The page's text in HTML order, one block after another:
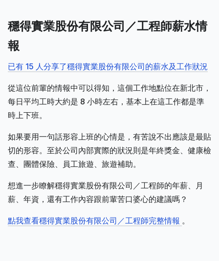
穩得實業股份有限公司／工程師薪水情
報
已有 15 人分享了穩得實業股份有限公司的薪水及工作狀況
從這位前輩的情報中可以得知，這個工作地點位在新北市，
每日平均工時大約是 8 小時左右，基本上在這工作都是準
時上下班。
如果要用一句話形容上班的心情是，有苦說不出應該是最貼
切的形容。至於公司內部實際的狀況則是年終獎金、健康檢
查、團體保險、員工旅遊、旅遊補助。
想進一步瞭解穩得實業股份有限公司／工程師的年薪、月
薪、年資，還有工作內容跟前輩苦口婆心的建議嗎？
點我查看穩得實業股份有限公司／工程師完整情報 。